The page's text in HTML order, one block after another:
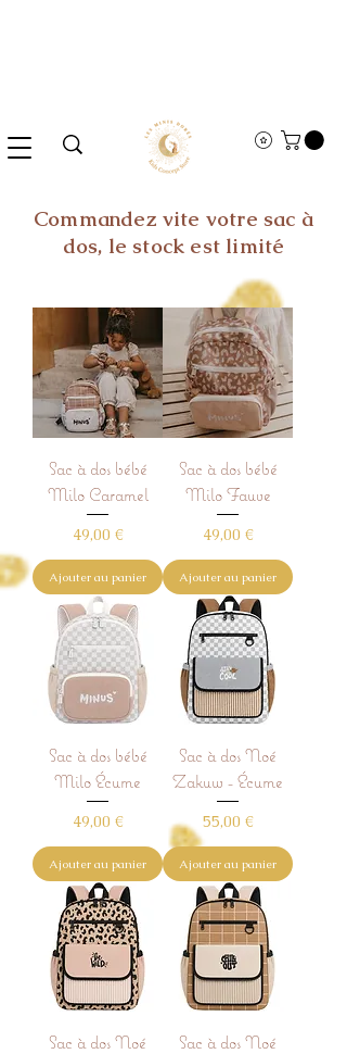
Commandez vite votre sac à
dos, le stock est limité
Sac à dos bébé
Milo Caramel
Prix
49,00 €
Ajouter au panier
Sac à dos bébé
Milo Fauve
Prix
49,00 €
Ajouter au panier
Sac à dos bébé
Milo Écume
Prix
49,00 €
Ajouter au panier
Sac à dos Noé
Zakuw - Écume
Prix
55,00 €
Ajouter au panier
Sac à dos Noé
Sac à dos Noé